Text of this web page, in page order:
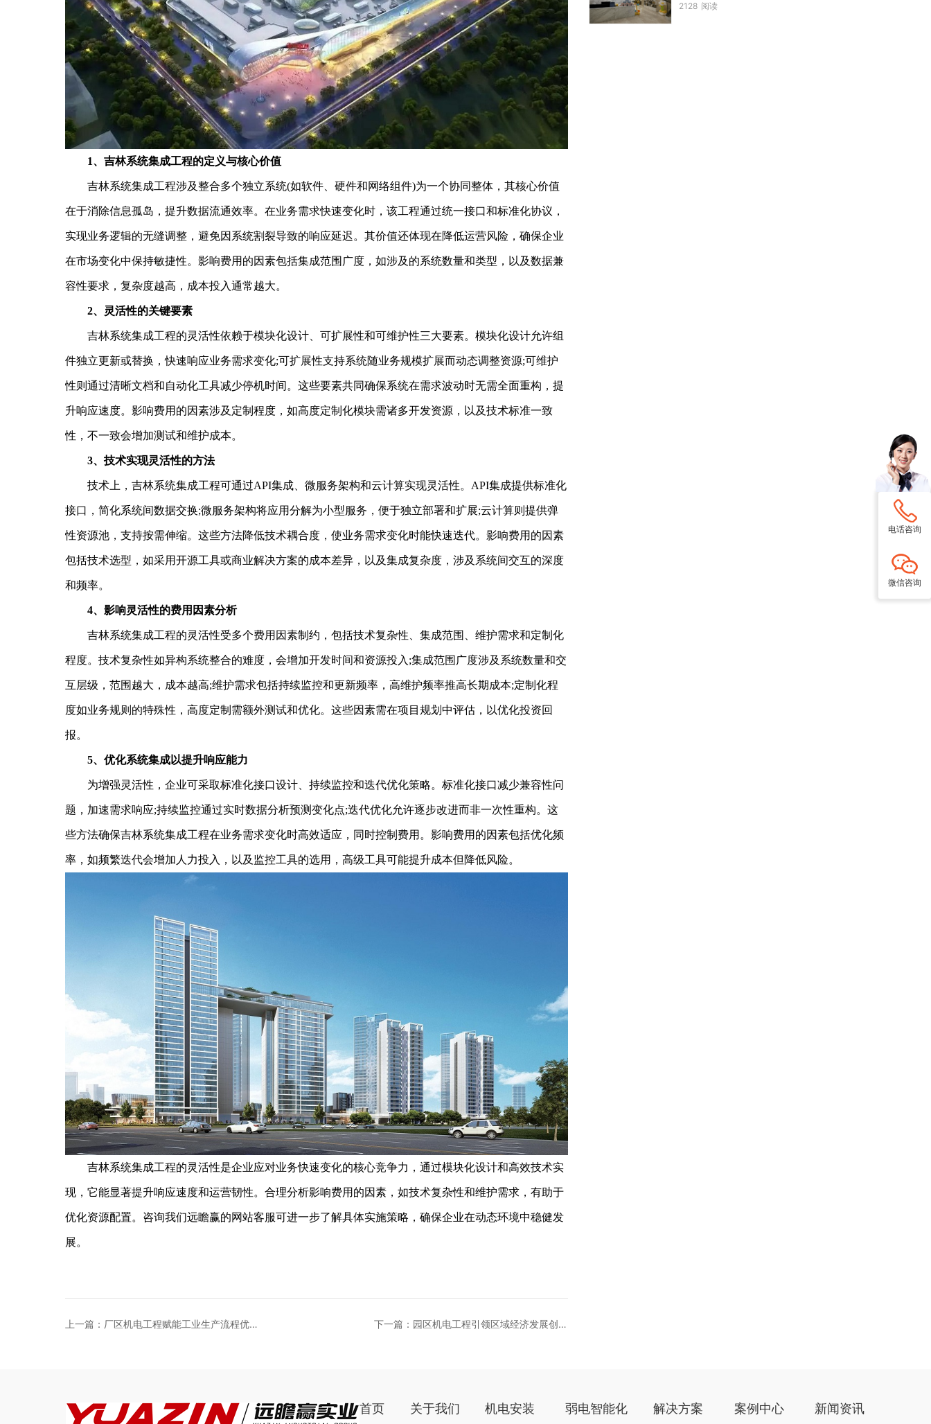
1、吉林系统集成工程的定义与核心价值
吉林系统集成工程涉及整合多个独立系统(如软件、硬件和网络组件)为一个协同整体，其核心价值
在于消除信息孤岛，提升数据流通效率。在业务需求快速变化时，该工程通过统一接口和标准化协议，
实现业务逻辑的无缝调整，避免因系统割裂导致的响应延迟。其价值还体现在降低运营风险，确保企业
在市场变化中保持敏捷性。影响费用的因素包括集成范围广度，如涉及的系统数量和类型，以及数据兼
容性要求，复杂度越高，成本投入通常越大。
2、灵活性的关键要素
吉林系统集成工程的灵活性依赖于模块化设计、可扩展性和可维护性三大要素。模块化设计允许组
件独立更新或替换，快速响应业务需求变化;可扩展性支持系统随业务规模扩展而动态调整资源;可维护
性则通过清晰文档和自动化工具减少停机时间。这些要素共同确保系统在需求波动时无需全面重构，提
升响应速度。影响费用的因素涉及定制程度，如高度定制化模块需诸多开发资源，以及技术标准一致
性，不一致会增加测试和维护成本。
3、技术实现灵活性的方法
技术上，吉林系统集成工程可通过API集成、微服务架构和云计算实现灵活性。API集成提供标准化
接口，简化系统间数据交换;微服务架构将应用分解为小型服务，便于独立部署和扩展;云计算则提供弹
性资源池，支持按需伸缩。这些方法降低技术耦合度，使业务需求变化时能快速迭代。影响费用的因素
包括技术选型，如采用开源工具或商业解决方案的成本差异，以及集成复杂度，涉及系统间交互的深度
和频率。
4、影响灵活性的费用因素分析
吉林系统集成工程的灵活性受多个费用因素制约，包括技术复杂性、集成范围、维护需求和定制化
程度。技术复杂性如异构系统整合的难度，会增加开发时间和资源投入;集成范围广度涉及系统数量和交
互层级，范围越大，成本越高;维护需求包括持续监控和更新频率，高维护频率推高长期成本;定制化程
度如业务规则的特殊性，高度定制需额外测试和优化。这些因素需在项目规划中评估，以优化投资回
报。
5、优化系统集成以提升响应能力
为增强灵活性，企业可采取标准化接口设计、持续监控和迭代优化策略。标准化接口减少兼容性问
题，加速需求响应;持续监控通过实时数据分析预测变化点;迭代优化允许逐步改进而非一次性重构。这
些方法确保吉林系统集成工程在业务需求变化时高效适应，同时控制费用。影响费用的因素包括优化频
率，如频繁迭代会增加人力投入，以及监控工具的选用，高级工具可能提升成本但降低风险。
吉林系统集成工程的灵活性是企业应对业务快速变化的核心竞争力，通过模块化设计和高效技术实
现，它能显著提升响应速度和运营韧性。合理分析影响费用的因素，如技术复杂性和维护需求，有助于
优化资源配置。咨询我们远瞻赢的网站客服可进一步了解具体实施策略，确保企业在动态环境中稳健发
展。
上一篇：厂区机电工程赋能工业生产流程优化
下一篇：园区机电工程引领区域经济发展创新
2128 阅读
首页 关于我们 机电安装 弱电智能化 解决方案 案例中心 新闻资讯
电话咨询
微信咨询